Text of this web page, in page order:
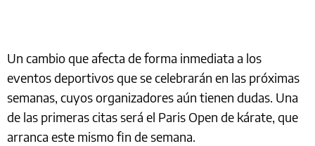
Un cambio que afecta de forma inmediata a los
eventos deportivos que se celebrarán en las próximas
semanas, cuyos organizadores aún tienen dudas. Una
de las primeras citas será el Paris Open de kárate, que
arranca este mismo fin de semana.